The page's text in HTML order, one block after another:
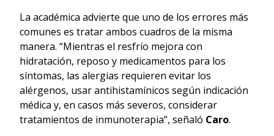
La académica advierte que uno de los errores más
comunes es tratar ambos cuadros de la misma
manera. “Mientras el resfrío mejora con
hidratación, reposo y medicamentos para los
síntomas, las alergias requieren evitar los
alérgenos, usar antihistamínicos según indicación
médica y, en casos más severos, considerar
tratamientos de inmunoterapia”, señaló Caro.